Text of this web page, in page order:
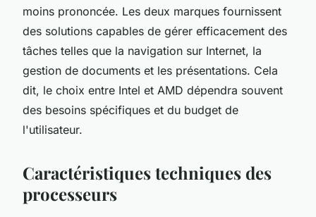
moins prononcée. Les deux marques fournissent
des solutions capables de gérer efficacement des
tâches telles que la navigation sur Internet, la
gestion de documents et les présentations. Cela
dit, le choix entre Intel et AMD dépendra souvent
des besoins spécifiques et du budget de
l'utilisateur.
Caractéristiques techniques des
processeurs